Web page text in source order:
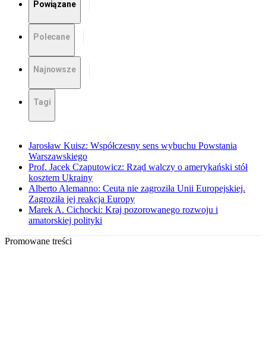
Powiązane
Polecane
Najnowsze
Tagi
Jarosław Kuisz: Współczesny sens wybuchu Powstania
Warszawskiego
Prof. Jacek Czaputowicz: Rząd walczy o amerykański stół
kosztem Ukrainy
Alberto Alemanno: Ceuta nie zagroziła Unii Europejskiej.
Zagroziła jej reakcja Europy
Marek A. Cichocki: Kraj pozorowanego rozwoju i
amatorskiej polityki
Promowane treści